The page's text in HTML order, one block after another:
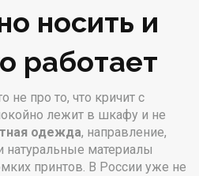
носить и
работает
не про то, что кричит с
лежит в шкафу и не
одежда, направление,
натуральные материалы
принтов. В России уже не